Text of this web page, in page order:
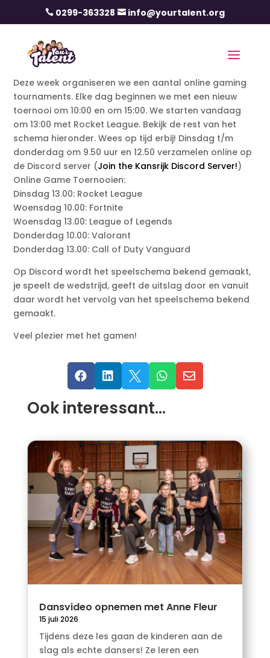
 0299-363328  info@yourtalent.org
Deze week organiseren we een aantal online gaming
tournaments. Elke dag beginnen we met een nieuw
toernooi om 10:00 en om 15:00. We starten vandaag
om 13:00 met Rocket League. Bekijk de rest van het
schema hieronder. Wees op tijd erbij! Dinsdag t/m
donderdag om 9.50 uur en 12.50 verzamelen online op
de Discord server (Join the Kansrijk Discord Server!)
Online Game Toernooien:
Dinsdag 13.00: Rocket League
Woensdag 10.00: Fortnite
Woensdag 13.00: League of Legends
Donderdag 10.00: Valorant
Donderdag 13.00: Call of Duty Vanguard
Op Discord wordt het speelschema bekend gemaakt,
je speelt de wedstrijd, geeft de uitslag door en vanuit
daar wordt het vervolg van het speelschema bekend
gemaakt.
Veel plezier met het gamen!
    
Ook interessant…
Dansvideo opnemen met Anne Fleur
15 juli 2026
Tijdens deze les gaan de kinderen aan de
slag als echte dansers! Ze leren een